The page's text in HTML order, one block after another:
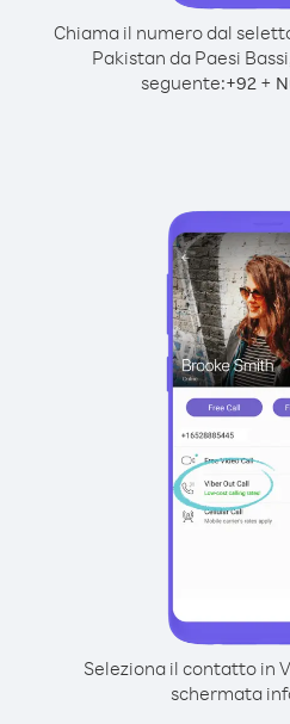
Chiama il numero dal
Pakistan da Paesi
seguente:+92+
Seleziona il contatto in
schermata